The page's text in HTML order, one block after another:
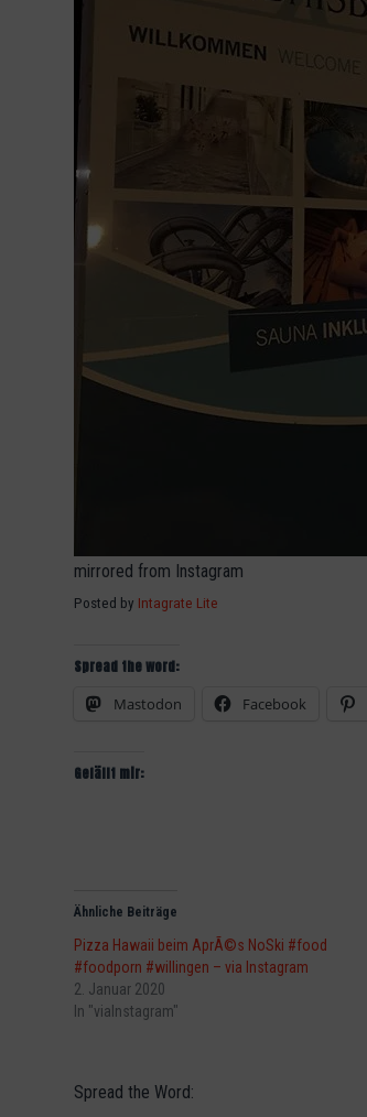
mirrored from Instagram
Posted by Intagrate Lite
Spread the word:
Mastodon
Facebook
Gefällt mir:
Ähnliche Beiträge
Pizza Hawaii beim AprÃ©s NoSki #food
#foodporn #willingen – via Instagram
2. Januar 2020
In "viaInstagram"
Spread the Word: